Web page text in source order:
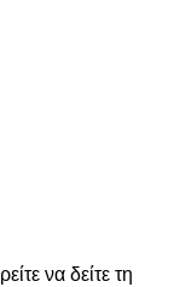
να δείτε τη